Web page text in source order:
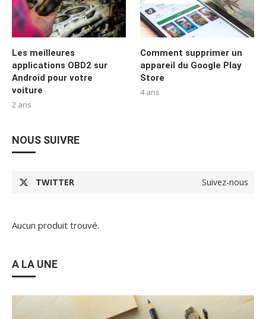
Les meilleures
applications OBD2 sur
Android pour votre
voiture
2 ans
Comment supprimer un
appareil du Google Play
Store
4 ans
NOUS SUIVRE
TWITTER Suivez-nous
Aucun produit trouvé.
A LA UNE